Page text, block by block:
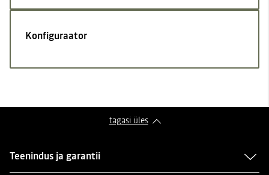
Konfiguraator
tagasi üles
Teenindus ja garantii